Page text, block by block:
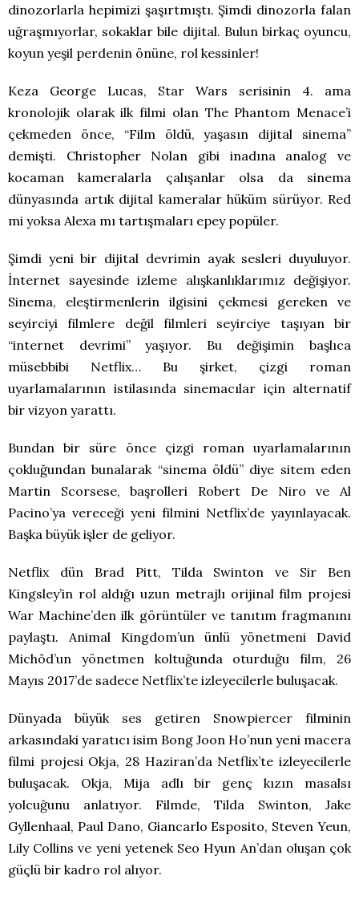
dinozorlarla hepimizi şaşırtmıştı. Şimdi dinozorla falan
uğraşmıyorlar, sokaklar bile dijital. Bulun birkaç oyuncu,
koyun yeşil perdenin önüne, rol kessinler!
Keza George Lucas, Star Wars serisinin 4. ama
kronolojik olarak ilk filmi olan The Phantom Menace’i
çekmeden önce, “Film öldü, yaşasın dijital sinema”
demişti. Christopher Nolan gibi inadına analog ve
kocaman kameralarla çalışanlar olsa da sinema
dünyasında artık dijital kameralar hüküm sürüyor. Red
mi yoksa Alexa mı tartışmaları epey popüler.
Şimdi yeni bir dijital devrimin ayak sesleri duyuluyor.
İnternet sayesinde izleme alışkanlıklarımız değişiyor.
Sinema, eleştirmenlerin ilgisini çekmesi gereken ve
seyirciyi filmlere değil filmleri seyirciye taşıyan bir
“internet devrimi” yaşıyor. Bu değişimin başlıca
müsebbibi Netflix… Bu şirket, çizgi roman
uyarlamalarının istilasında sinemacılar için alternatif
bir vizyon yarattı.
Bundan bir süre önce çizgi roman uyarlamalarının
çokluğundan bunalarak “sinema öldü” diye sitem eden
Martin Scorsese, başrolleri Robert De Niro ve Al
Pacino’ya vereceği yeni filmini Netflix’de yayınlayacak.
Başka büyük işler de geliyor.
Netflix dün Brad Pitt, Tilda Swinton ve Sir Ben
Kingsley’in rol aldığı uzun metrajlı orijinal film projesi
War Machine’den ilk görüntüler ve tanıtım fragmanını
paylaştı. Animal Kingdom’un ünlü yönetmeni David
Michôd’un yönetmen koltuğunda oturduğu film, 26
Mayıs 2017’de sadece Netflix’te izleyecilerle buluşacak.
Dünyada büyük ses getiren Snowpiercer filminin
arkasındaki yaratıcı isim Bong Joon Ho’nun yeni macera
filmi projesi Okja, 28 Haziran’da Netflix’te izleyecilerle
buluşacak. Okja, Mija adlı bir genç kızın masalsı
yolcuğunu anlatıyor. Filmde, Tilda Swinton, Jake
Gyllenhaal, Paul Dano, Giancarlo Esposito, Steven Yeun,
Lily Collins ve yeni yetenek Seo Hyun An’dan oluşan çok
güçlü bir kadro rol alıyor.